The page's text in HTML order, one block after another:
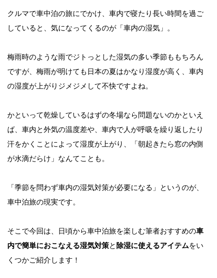
クルマで車中泊の旅にでかけ、車内で寝たり長い時間を過ご
していると、気になってくるのが「車内の湿気」。
梅雨時のような雨でジトっとした湿気の多い季節ももちろん
ですが、梅雨が明けても日本の夏はかなり湿度が高く、車内
の湿度が上がりジメジメして不快ですよね。
かといって乾燥しているはずの冬場なら問題ないのかといえ
ば、車内と外気の温度差や、車内で人が呼吸を繰り返したり
汗をかくことによって湿度が上がり、「朝起きたら窓の内側
が水滴だらけ」なんてことも。
「季節を問わず車内の湿気対策が必要になる」というのが、
車中泊旅の現実です。
そこで今回は、日頃から車中泊旅を楽しむ筆者おすすめの車
内で簡単におこなえる湿気対策と 除湿に使えるアイテム をい
くつかご紹介します！